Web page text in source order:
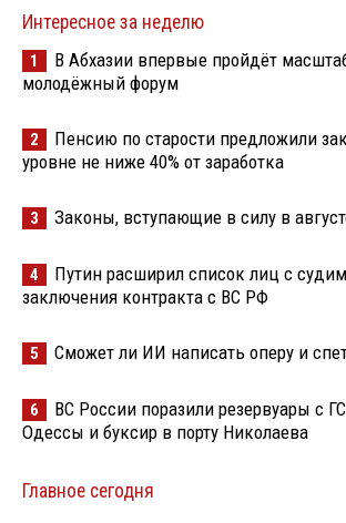
Интересное за неделю
1
В Абхазии впервые пройдёт
молодёжный форум
2
Пенсию по старости предложили
уровне не ниже 40% от заработка
3 Законы, вступающие в силу в
4
Путин расширил список лиц с
заключения контракта с ВС РФ
5 Сможет ли ИИ написать оперу и
6
ВС России поразили резервуары с
Одессы и буксир в порту Николаева
Главное сегодня